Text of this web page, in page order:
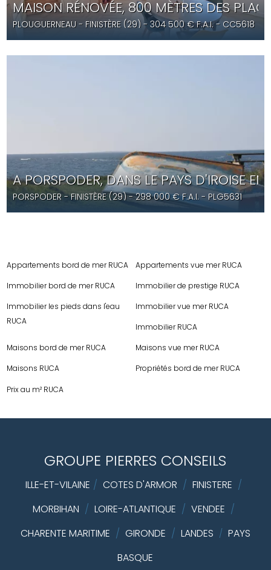
MAISON RÉNOVÉE, 800 MÈTRES DES
PLOUGUERNEAU - FINISTÈRE (29) -304 500€ F.A.I.- CC5618
A PORSPODER, DANS LE PAYS D'IROISE
PORSPODER - FINISTÈRE (29) -298 000€ F.A.I.- PLG5631
Appartements bord de mer RUCA
Appartements vue mer RUCA
Immobilier bord de mer RUCA
Immobilier de prestige RUCA
Immobilier les pieds dans l'eau
RUCA
Immobilier vue mer RUCA
Immobilier RUCA
Maisons bord de mer RUCA
Maisons vue mer RUCA
Maisons RUCA
Propriétés bord de mer RUCA
Prix au m² RUCA
GROUPE PIERRES CONSEILS
ILLE-ET-VILAINE / COTES D'ARMOR / FINISTERE /
MORBIHAN / LOIRE-ATLANTIQUE / VENDEE /
CHARENTE MARITIME / GIRONDE / LANDES / PAYS
BASQUE